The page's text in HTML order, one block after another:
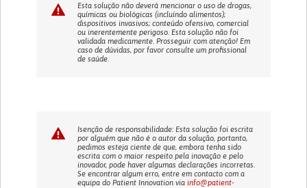
Esta solução não deverá mencionar o uso de drogas,
químicas ou biológicas (incluíndo alimentos);
dispositivos invasivos; conteúdo ofensivo, comercial
ou inerentemente perigoso. Esta solução não foi
validada medicamente. Prosseguir com atenção! Em
caso de dúvidas, por favor consulte um profissional
de saúde.
Isenção de responsabilidade: Esta solução foi escrita
por alguém que não é o autor da solução, portanto,
pedimos esteja ciente de que, embora tenha sido
escrita com o maior respeito pela inovação e pelo
inovador, pode haver algumas declarações incorretas.
Se encontrar algum erro, entre em contacto com a
equipa do Patient Innovation viainfo@patient-